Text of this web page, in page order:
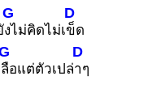
G
งไม่คิดไม่เ
D
ข็ด
ลือแต่ตัวเปล่
D
าๆ